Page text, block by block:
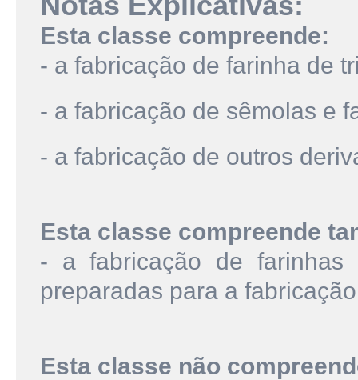
Esta classe compreende:
- a fabricação de farinha de
- a fabricação de sêmolas e
- a fabricação de outros
Esta classe compreende
- a fabricação de
preparadas para a
Esta classe não